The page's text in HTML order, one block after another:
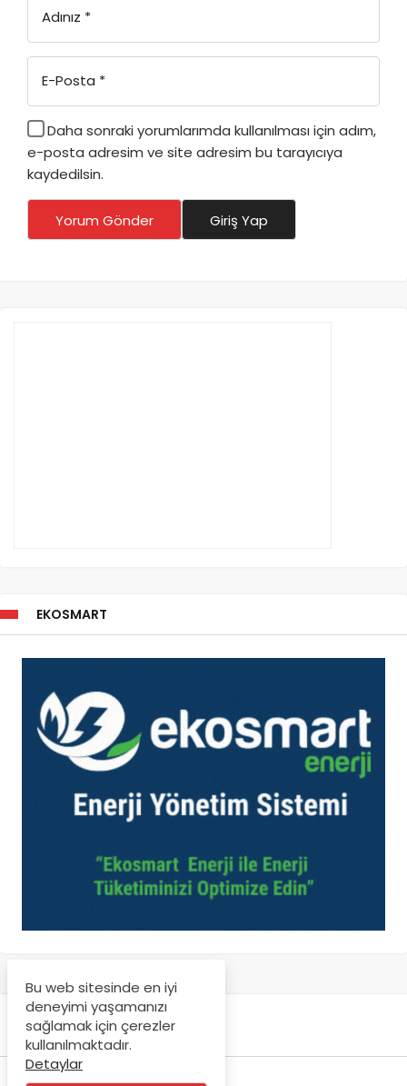
Adınız *
E-Posta *
Daha sonraki yorumlarımda kullanılması için adım,
e-posta adresim ve site adresim bu tarayıcıya
kaydedilsin.
Yorum Gönder Giriş Yap
EKOSMART
Bu web sitesinde en iyi
deneyimi yaşamanızı
sağlamak için çerezler
kullanılmaktadır.
Detaylar